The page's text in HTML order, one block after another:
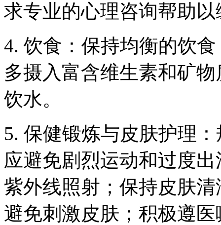
求专业的心理咨询帮助
4. 饮食：保持均衡的饮
多摄入富含维生素和矿
饮水。
5. 保健锻炼与皮肤护理
应避免剧烈运动和过度
紫外线照射；保持皮肤
避免刺激皮肤；积极遵